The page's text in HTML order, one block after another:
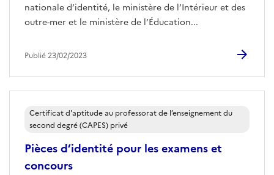
nationale d’identité, le ministère de l’Intérieur et des
outre-mer et le ministère de l’Éducation...
Publié 23/02/2023
Pièces d’identité pour les examens et
concours
Certificat d'aptitude au professorat de l’enseignement du
second degré (CAPES) privé